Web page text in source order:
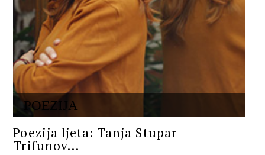
POEZIJA
Poezija ljeta: Tanja Stupar
Trifunov...